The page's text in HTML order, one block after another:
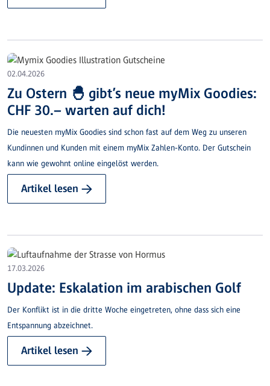
02.04.2026
Zu Ostern 🐣 gibt’s neue myMix Goodies:
CHF 30.– warten auf dich!
Die neuesten myMix Goodies sind schon fast auf dem Weg zu unseren
Kundinnen und Kunden mit einem myMix Zahlen-Konto. Der Gutschein
kann wie gewohnt online eingelöst werden.
Artikel lesen →
17.03.2026
Update: Eskalation im arabischen Golf
Der Konflikt ist in die dritte Woche eingetreten, ohne dass sich eine
Entspannung abzeichnet.
Artikel lesen →